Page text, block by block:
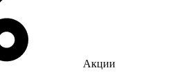
Акции